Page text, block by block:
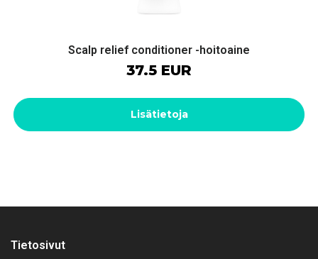
Scalp relief conditioner -hoitoaine
37.5 EUR
Lisätietoja
Tietosivut